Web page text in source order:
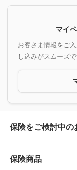
マイ
お客さま情報をご
し込みがスムーズで
保険をご検討中の
保険の選び方
保険商品